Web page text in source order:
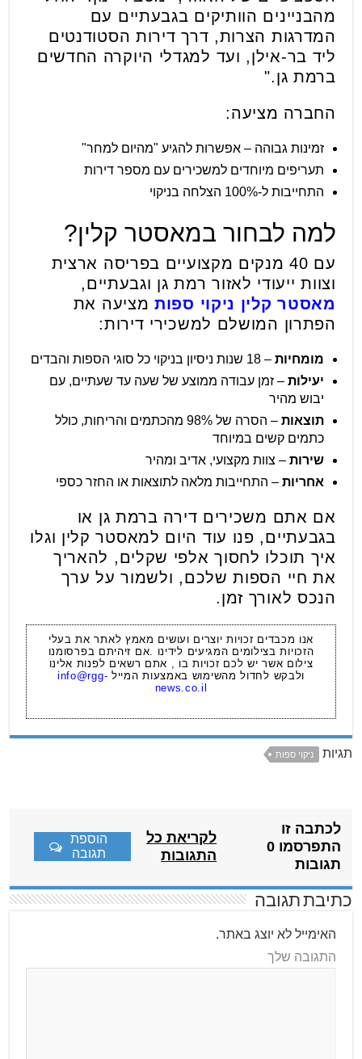
מהבניינים הוותיקים בגבעתיים עם
המדרגות הצרות, דרך דירות הסטודנטים
ליד בר-אילן, ועד למגדלי היוקרה החדשים
ברמת גן."
החברה מציעה:
זמינות גבוהה – אפשרות להגיע "מהיום למחר"
תעריפים מיוחדים למשכירים עם מספר דירות
התחייבות ל-100% הצלחה בניקוי
למה לבחור במאסטר קלין?
עם 40 מנקים מקצועיים בפריסה ארצית
וצוות ייעודי לאזור רמת גן וגבעתיים,
מאסטר קלין ניקוי ספותמציעה את
הפתרון המושלם למשכירי דירות:
מומחיות – 18 שנות ניסיון בניקוי כל סוגי הספות והבדים
יעילות – זמן עבודה ממוצע של שעה עד שעתיים, עם
יבוש מהיר
תוצאות
– הסרה של 98% מהכתמים והריחות, כולל
כתמים קשים במיוחד
שירות – צוות מקצועי, אדיב ומהיר
אחריות – התחייבות מלאה לתוצאות או החזר כספי
אם אתם משכירים דירה ברמת גן או
בגבעתיים, פנו עוד היום למאסטר קלין וגלו
איך תוכלו לחסוך אלפי שקלים, להאריך
את חיי הספות שלכם, ולשמור על ערך
הנכס לאורך זמן.
אנו מכבדים זכויות יוצרים ועושים מאמץ לאתר את בעלי
הזכויות בצילומים המגיעים לידינו .אם זיהיתם בפרסומנו
צילום אשר יש לכם זכויות בו , אתם רשאים לפנות אלינו
ולבקש לחדול מהשימוש באמצעות המייל info@rgg-
news.co.il
תגיות ניקוי ספות
לכתבה זו
התפרסמו 0
תגובות
לקריאת כל
התגובות
הוספת
תגובה
כתיבת תגובה
האימייל לא יוצג באתר.
התגובה שלך